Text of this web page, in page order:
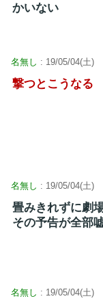
かいない
名無し : 19/05/04(土)
撃つとこうなる
名無し : 19/05/04(土)
畳みきれずに劇
その予告が全部
名無し : 19/05/04(土)